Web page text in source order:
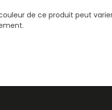
de ce produit peut